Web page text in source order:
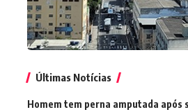
Últimas Notícias
Homem tem perna amputada após